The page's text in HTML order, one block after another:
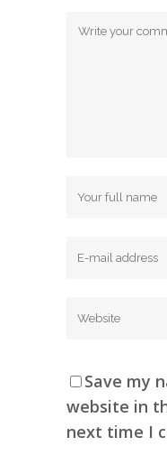
Save my
website in
next time I